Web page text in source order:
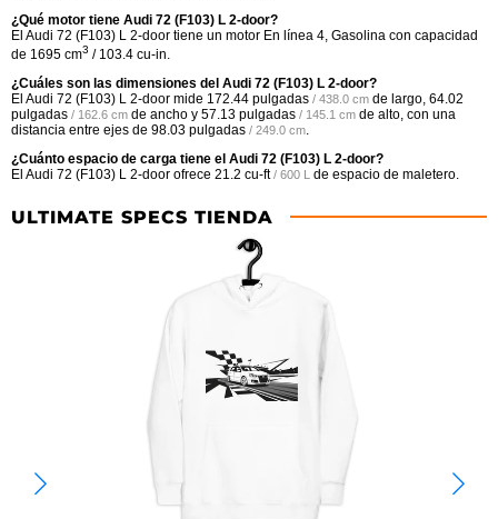
¿Qué motor tiene Audi 72 (F103) L 2-door?
El Audi 72 (F103) L 2-door tiene un motor En línea 4, Gasolina con capacidad
de 1695 cm3 / 103.4 cu-in.
¿Cuáles son las dimensiones del Audi 72 (F103) L 2-door?
El Audi 72 (F103) L 2-door mide 172.44 pulgadas / 438.0 cm de largo, 64.02
pulgadas / 162.6 cm de ancho y 57.13 pulgadas / 145.1 cm de alto, con una
distancia entre ejes de 98.03 pulgadas / 249.0 cm.
¿Cuánto espacio de carga tiene el Audi 72 (F103) L 2-door?
El Audi 72 (F103) L 2-door ofrece 21.2 cu-ft / 600 L de espacio de maletero.
ULTIMATE SPECS TIENDA